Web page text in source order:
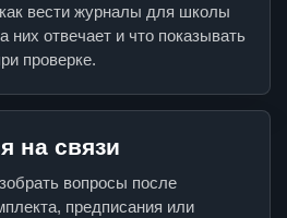
вести журналы для школы
них отвечает и что показывать
проверке.
на связи
вопросы после
предписания или